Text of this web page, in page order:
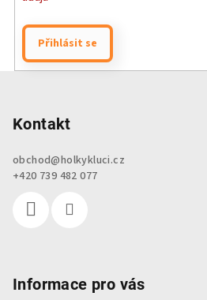
Přihlásit se
Kontakt
obchod@holkykluci.cz
+420 739 482 077
Informace pro vás